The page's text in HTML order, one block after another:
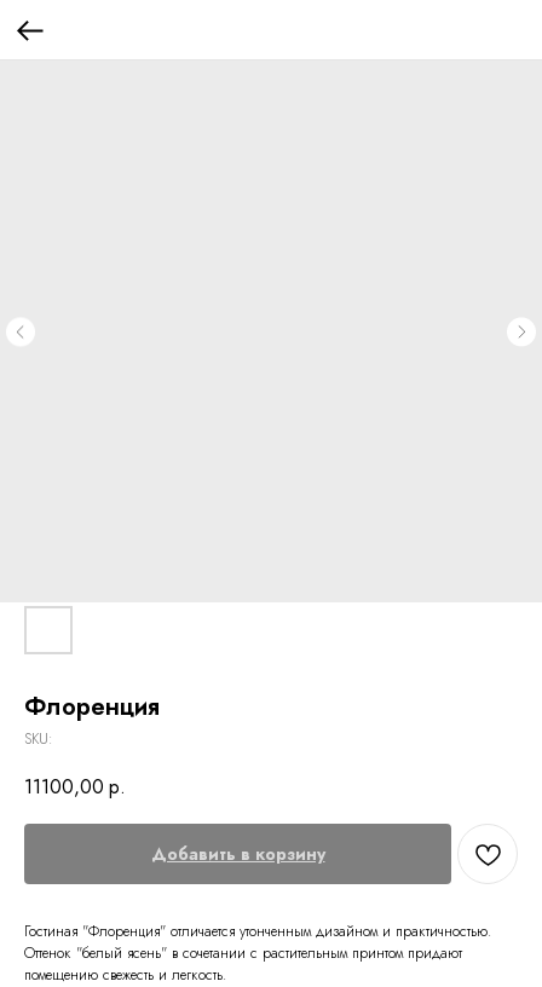
Флоренция
SKU:
11100,00 р.
Добавить в корзину
Гостиная "Флоренция" отличается утонченным дизайном и практичностью.
Оттенок "белый ясень" в сочетании с растительным принтом придают
помещению свежесть и легкость.